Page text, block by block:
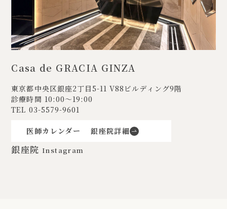
Casa de GRACIA GINZA
東京都中央区銀座2丁目5-11V88ビルディング9階
診療時間 10:00〜19:00
TEL 03-5579-9601
医師カレンダー 銀座院詳細
銀座院 Instagram